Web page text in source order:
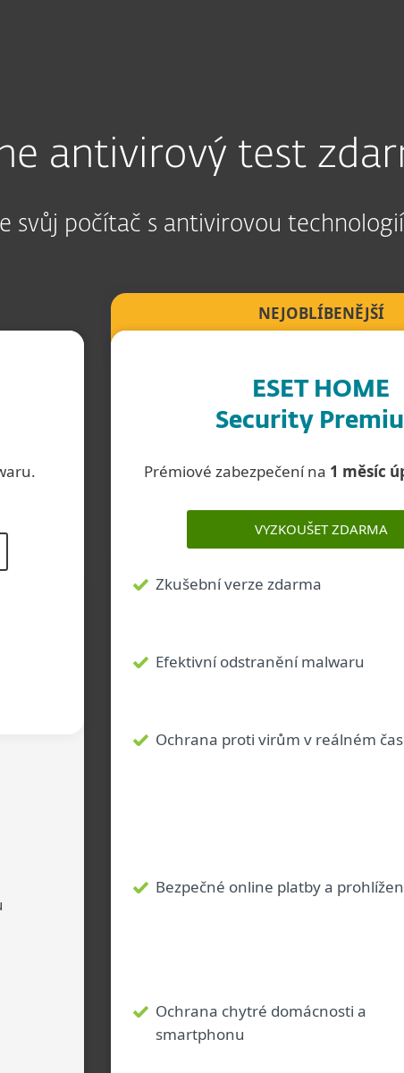
antivirový test
svůj počítač s antivirovou technologií
NEJOBLÍBENĚJŠÍ
ESET HOME
Security
Prémiové zabezpečení na 1 měsíc
VYZKOUŠET ZDARMA
Zkušební verze zdarma
Efektivní odstranění malwaru
Ochrana proti virům v reálném
Bezpečné online platby a
Ochrana chytré domácnosti a
smartphonu